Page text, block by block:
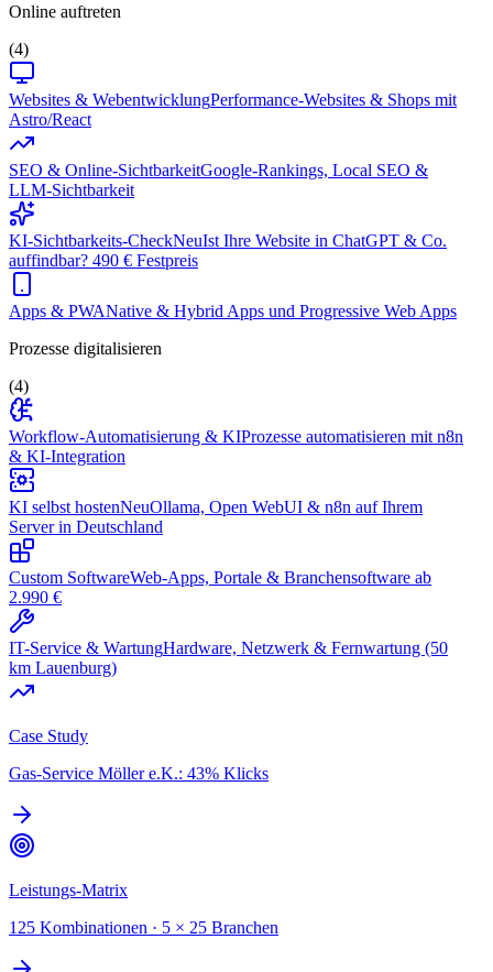
Online auftreten
(4)
Websites & WebentwicklungPerformance-Websites & Shops mit
Astro/React
SEO & Online-SichtbarkeitGoogle-Rankings, Local SEO &
LLM-Sichtbarkeit
KI-Sichtbarkeits-CheckNeuIst Ihre Website in ChatGPT & Co.
auffindbar? 490 € Festpreis
Apps & PWANative & Hybrid Apps und Progressive Web Apps
Prozesse digitalisieren
(4)
Workflow-Automatisierung & KIProzesse automatisieren mit n8n
& KI-Integration
KI selbst hostenNeuOllama, Open WebUI & n8n auf Ihrem
Server in Deutschland
Custom SoftwareWeb-Apps, Portale & Branchensoftware ab
2.990 €
IT-Service & WartungHardware, Netzwerk & Fernwartung (50
km Lauenburg)
Case Study
Gas-Service Möller e.K.: 43% Klicks
Leistungs-Matrix
125 Kombinationen · 5 × 25 Branchen